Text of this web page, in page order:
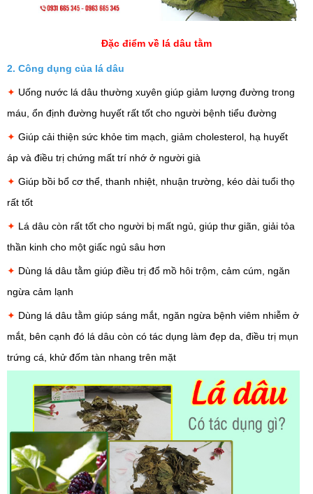
Đặc điểm về lá dâu tằm
2. Công dụng của lá dâu
✦ Uống nước lá dâu thường xuyên giúp giảm lượng đường trong
máu, ổn định đường huyết rất tốt cho người bệnh tiểu đường
✦ Giúp cải thiện sức khỏe tim mạch, giảm cholesterol, hạ huyết
áp và điều trị chứng mất trí nhớ ở người già
✦ Giúp bồi bổ cơ thể, thanh nhiệt, nhuận trường, kéo dài tuổi thọ
rất tốt
✦ Lá dâu còn rất tốt cho người bị mất ngủ, giúp thư giãn, giải tỏa
thần kinh cho một giấc ngủ sâu hơn
✦ Dùng lá dâu tằm giúp điều trị đổ mồ hôi trộm, cảm cúm, ngăn
ngừa cảm lạnh
✦ Dùng lá dâu tằm giúp sáng mắt, ngăn ngừa bệnh viêm nhiễm ở
mắt, bên cạnh đó lá dâu còn có tác dụng làm đẹp da, điều trị mụn
trứng cá, khử đốm tàn nhang trên mặt